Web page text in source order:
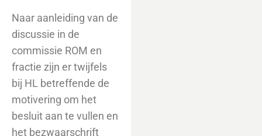
Naar aanleiding van de
discussie in de
commissie ROM en
fractie zijn er twijfels
bij HL betreffende de
motivering om het
besluit aan te vullen en
het bezwaarschrift